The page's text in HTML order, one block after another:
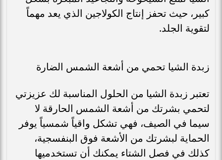
كبير، حيث تحفز إنتاج الكولاجين الذي يعد مهماً
لتقوية الجلد.
زبدة الشيا تحمي من أشعة الشمس الضارة
تعتبر زبدة الشيا من الحلول المناسبة لك عزيزتي
لتحمي بشرتك من أشعة الشمس الحارقة لا
سيما في الصيف، فهي تشكل واقياً شمسياً يوفر
الحماية لبشرتك من الأشعة فوق البنفسجية،
كذلك في فصل الشتاء يمكنك أن تستخدميها